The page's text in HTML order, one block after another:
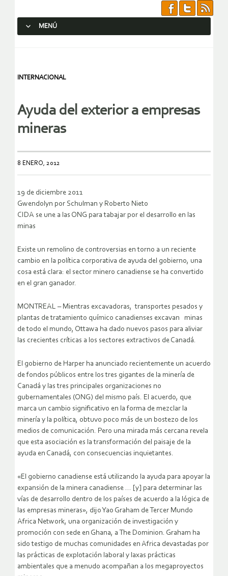
MENÚ
INTERNACIONAL
Ayuda del exterior a empresas
mineras
8 ENERO, 2012
19 de diciembre 2011
Gwendolyn por Schulman y Roberto Nieto
CIDA se une a las ONG para tabajar por el desarrollo en las
minas
Existe un remolino de controversias en torno a un reciente
cambio en la política corporativa de ayuda del gobierno, una
cosa está clara: el sector minero canadiense se ha convertido
en el gran ganador.
MONTREAL – Mientras excavadoras, transportes pesados y
plantas de tratamiento químico canadienses excavan minas
de todo el mundo, Ottawa ha dado nuevos pasos para aliviar
las crecientes críticas a los sectores extractivos de Canadá.
El gobierno de Harper ha anunciado recientemente un acuerdo
de fondos públicos entre los tres gigantes de la minería de
Canadá y las tres principales organizaciones no
gubernamentales (ONG) del mismo país. El acuerdo, que
marca un cambio significativo en la forma de mezclar la
minería y la política, obtuvo poco más de un bostezo de los
medios de comunicación. Pero una mirada más cercana revela
que esta asociación es la transformación del paisaje de la
ayuda en Canadá, con consecuencias inquietantes.
«El gobierno canadiense está utilizando la ayuda para apoyar la
expansión de la minera canadiense … [y] para determinar las
vías de desarrollo dentro de los países de acuerdo a la lógica de
las empresas mineras», dijo Yao Graham de Tercer Mundo
Africa Network, una organización de investigación y
promoción con sede en Ghana, a The Dominion. Graham ha
sido testigo de muchas comunidades en Africa devastadas por
las prácticas de explotación laboral y laxas prácticas
ambientales que a menudo acompañan a los megaproyectos